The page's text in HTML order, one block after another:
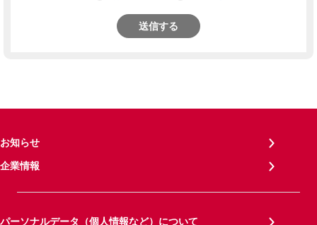
送信する
お知らせ
企業情報
パーソナルデータ（個人情報など）について